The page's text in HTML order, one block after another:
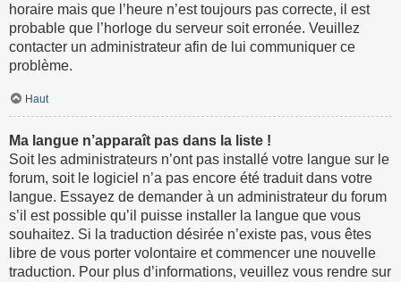
horaire mais que l’heure n’est toujours pas correcte, il est
probable que l’horloge du serveur soit erronée. Veuillez
contacter un administrateur afin de lui communiquer ce
problème.
Haut
Ma langue n’apparaît pas dans la liste !
Soit les administrateurs n’ont pas installé votre langue sur le
forum, soit le logiciel n’a pas encore été traduit dans votre
langue. Essayez de demander à un administrateur du forum
s’il est possible qu’il puisse installer la langue que vous
souhaitez. Si la traduction désirée n’existe pas, vous êtes
libre de vous porter volontaire et commencer une nouvelle
traduction. Pour plus d’informations, veuillez vous rendre sur